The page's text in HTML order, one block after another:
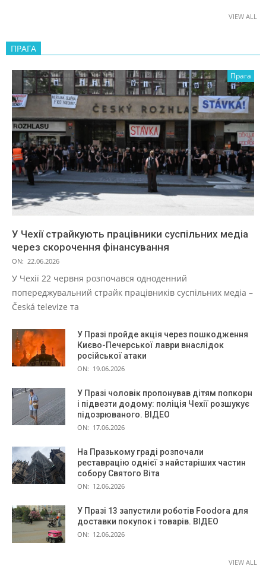
VIEW ALL
ПРАГА
Прага
У Чехії страйкують працівники суспільних медіа
через скорочення фінансування
ON: 22.06.2026
У Чехії 22 червня розпочався одноденний
попереджувальний страйк працівників суспільних медіа –
Česká televize та
У Празі пройде акція через пошкодження
Києво-Печерської лаври внаслідок
російської атаки
ON: 19.06.2026
У Празі чоловік пропонував дітям попкорн
і підвезти додому: поліція Чехії розшукує
підозрюваного. ВІДЕО
ON: 17.06.2026
На Празькому граді розпочали
реставрацію однієї з найстаріших частин
собору Святого Віта
ON: 12.06.2026
У Празі 13 запустили роботів Foodora для
доставки покупок і товарів. ВІДЕО
ON: 12.06.2026
VIEW ALL